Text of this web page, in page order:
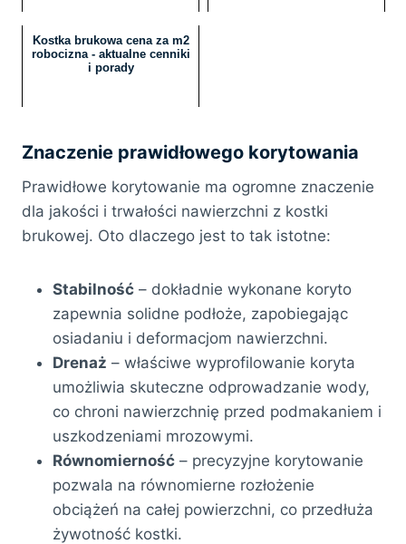
Kostka brukowa cena za m2
robocizna - aktualne cenniki
i porady
Znaczenie prawidłowego korytowania
Prawidłowe korytowanie ma ogromne znaczenie
dla jakości i trwałości nawierzchni z kostki
brukowej. Oto dlaczego jest to tak istotne:
Stabilność – dokładnie wykonane koryto
zapewnia solidne podłoże, zapobiegając
osiadaniu i deformacjom nawierzchni.
Drenaż – właściwe wyprofilowanie koryta
umożliwia skuteczne odprowadzanie wody,
co chroni nawierzchnię przed podmakaniem i
uszkodzeniami mrozowymi.
Równomierność – precyzyjne korytowanie
pozwala na równomierne rozłożenie
obciążeń na całej powierzchni, co przedłuża
żywotność kostki.